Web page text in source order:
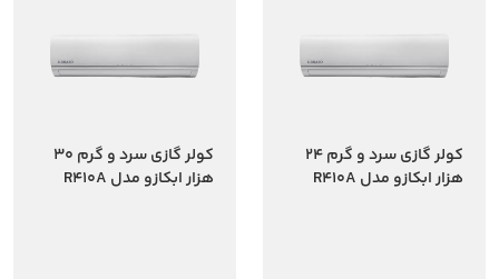
کولر گازی سرد و گرم 24
هزار ابکازو مدل R410A
کولر گازی سرد و گرم 30
هزار ابکازو مدل R410A